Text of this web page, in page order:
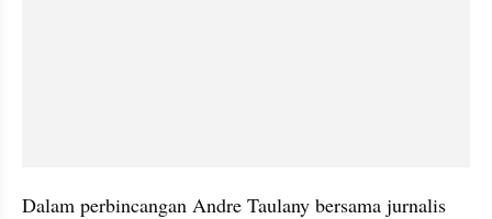
Dalam perbincangan Andre Taulany bersama jurnalis